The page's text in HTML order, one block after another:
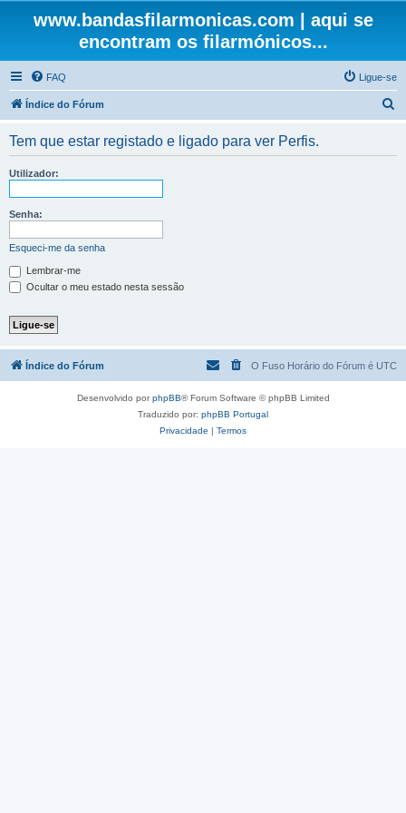
www.bandasfilarmonicas.com | aqui se
encontram os filarmónicos...
FAQ Ligue-se
Índice do Fórum
Tem que estar registado e ligado para ver Perfis.
Utilizador:
Senha:
Esqueci-me da senha
Lembrar-me
Ocultar o meu estado nesta sessão
Índice do Fórum O Fuso Horário do Fórum é UTC
Desenvolvido porphpBB® Forum Software © phpBB Limited
Traduzido por: phpBB Portugal
Privacidade | Termos